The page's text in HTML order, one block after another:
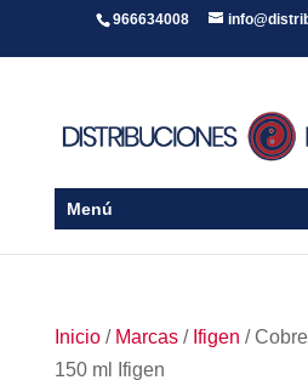
966634008
Menú
Inicio/ Marcas/ Ifigen /
150 ml Ifigen